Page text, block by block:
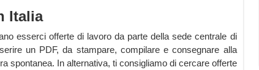
Italia
esserci offerte di lavoro da parte della sede centrale di
un PDF, da stampare, compilare e consegnare alla
spontanea. In alternativa, ti consigliamo di cercare offerte